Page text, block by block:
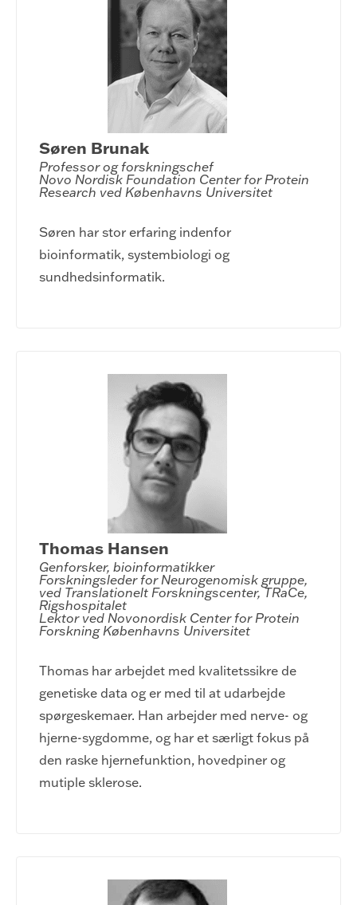
Søren Brunak
Professor og forskningschef
Novo Nordisk Foundation Center for Protein
Research ved Københavns Universitet
Søren har stor erfaring indenfor
bioinformatik, systembiologi og
sundhedsinformatik.
Thomas Hansen
Genforsker, bioinformatikker
Forskningsleder for Neurogenomisk gruppe,
ved Translationelt Forskningscenter, TRaCe,
Rigshospitalet
Lektor ved Novonordisk Center for Protein
Forskning Københavns Universitet
Thomas har arbejdet med kvalitetssikre de
genetiske data og er med til at udarbejde
spørgeskemaer. Han arbejder med nerve- og
hjerne-sygdomme, og har et særligt fokus på
den raske hjernefunktion, hovedpiner og
mutiple sklerose.